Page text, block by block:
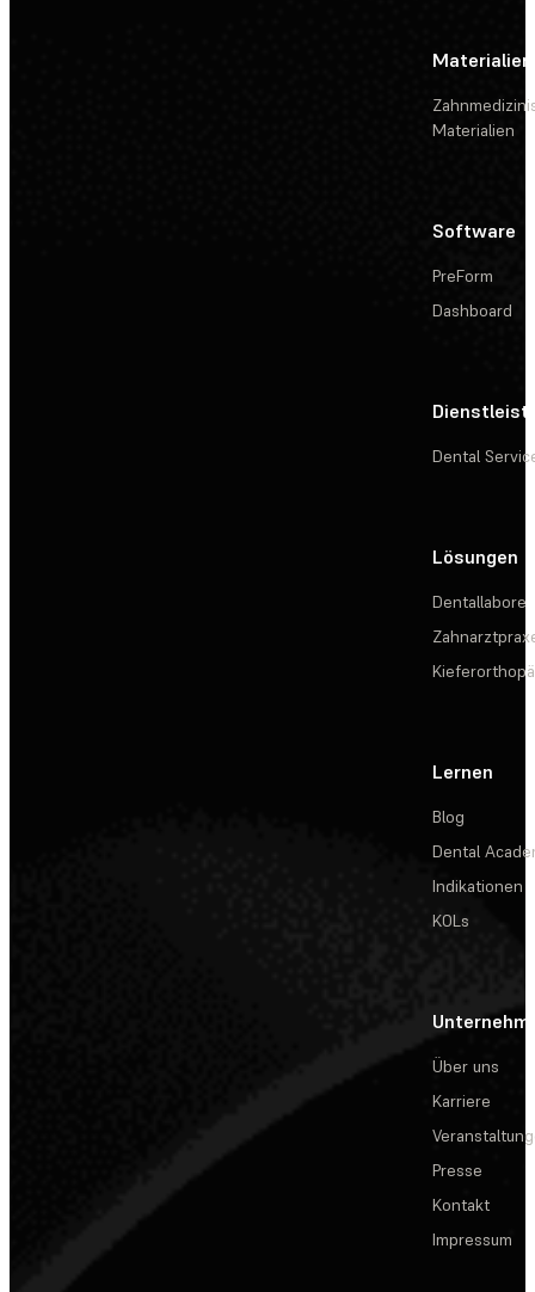
Materialien
Materialien
Software
PreForm
Dashboard
Dental
Lösungen
Dentallabore
Lernen
Blog
Dental
Indikationen
KOLs
Über uns
Karriere
Presse
Kontakt
Impressum